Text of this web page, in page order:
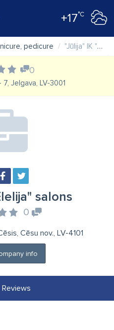
+17°C
pedicure "Jūlija" IK "Elelija" salons
0
Jelgava, LV-3001
salons
0
Cēsu nov., LV-4101
info
Reviews